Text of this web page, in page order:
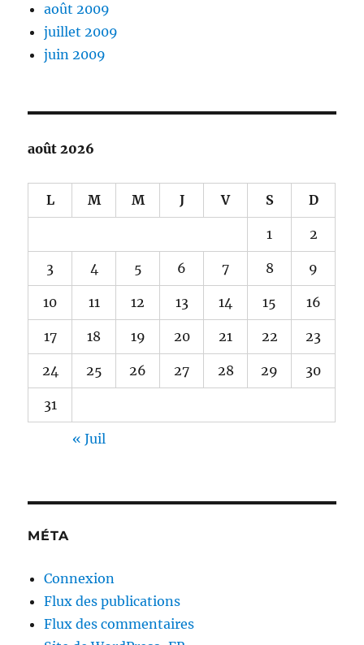
août 2009
juillet 2009
juin 2009
août 2026
L M M J V S D
1 2
3 4 5 6 7 8 9
10 11 12 13 14 15 16
17 18 19 20 21 22 23
24 25 26 27 28 29 30
31
« Juil
MÉTA
Connexion
Flux des publications
Flux des commentaires